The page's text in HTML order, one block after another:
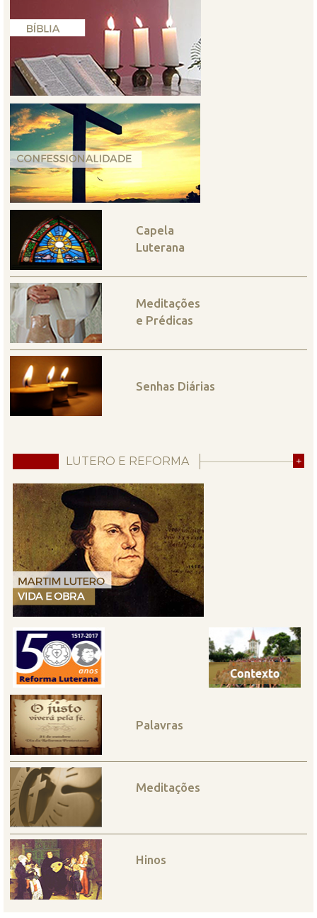
Capela
Luterana
Meditações
e Prédicas
Senhas Diárias
LUTERO E REFORMA +
Palavras
Meditações
Hinos